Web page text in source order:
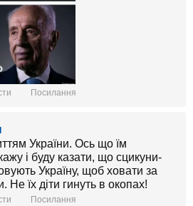
Посилання
України. Ось що їм
і буду казати, що сцикуни-
Україну, щоб ховати за
Не їх діти гинуть в окопах!
Посилання